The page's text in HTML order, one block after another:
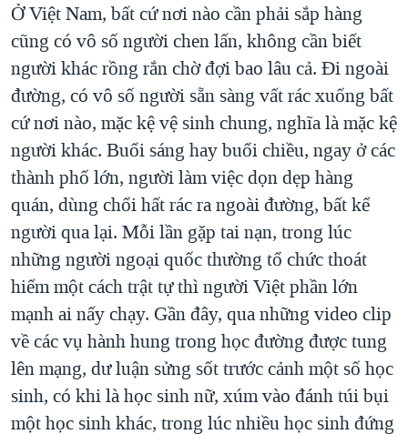
Ở Việt Nam, bất cứ nơi nào cần phải sắp hàng
cũng có vô số người chen lấn, không cần biết
người khác rồng rắn chờ đợi bao lâu cả. Đi ngoài
đường, có vô số người sẵn sàng vất rác xuống bất
cứ nơi nào, mặc kệ vệ sinh chung, nghĩa là mặc kệ
người khác. Buổi sáng hay buổi chiều, ngay ở các
thành phố lớn, người làm việc dọn dẹp hàng
quán, dùng chổi hất rác ra ngoài đường, bất kể
người qua lại. Mỗi lần gặp tai nạn, trong lúc
những người ngoại quốc thường tổ chức thoát
hiểm một cách trật tự thì người Việt phần lớn
mạnh ai nấy chạy. Gần đây, qua những video clip
về các vụ hành hung trong học đường được tung
lên mạng, dư luận sửng sốt trước cảnh một số học
sinh, có khi là học sinh nữ, xúm vào đánh túi bụi
một học sinh khác, trong lúc nhiều học sinh đứng